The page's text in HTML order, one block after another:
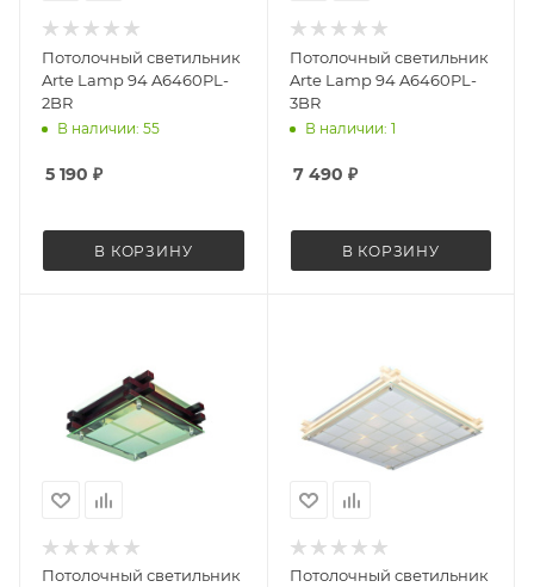
Потолочный светильник
Arte Lamp 94 A6460PL-
2BR
В наличии: 55
5 190 ₽
В КОРЗИНУ
Потолочный светильник
Arte Lamp 94 A6460PL-
3BR
В наличии: 1
7 490 ₽
В КОРЗИНУ
Потолочный светильник
Потолочный светильник